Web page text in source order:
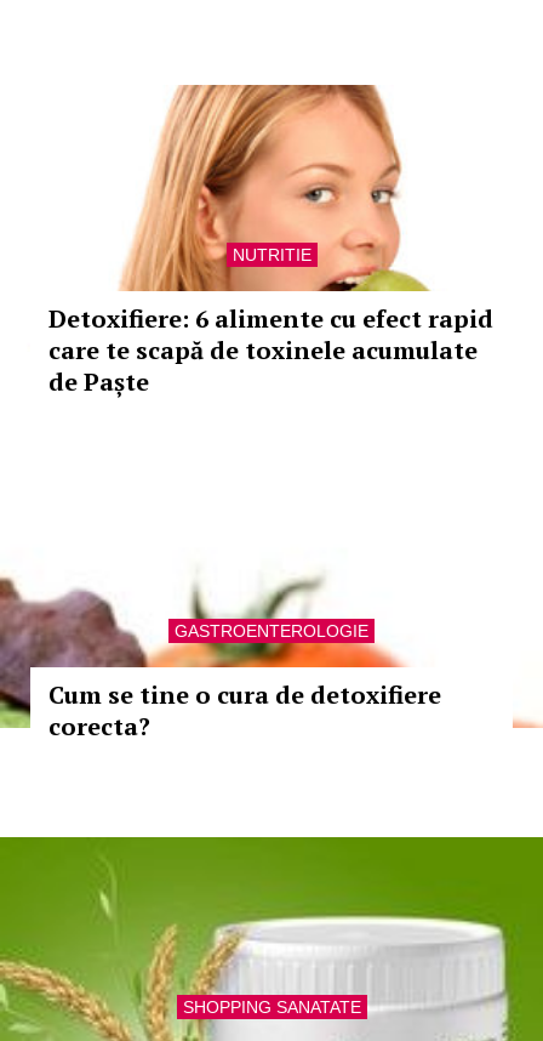
NUTRITIE
Detoxifiere: 6 alimente cu efect rapid
care te scapă de toxinele acumulate
de Paște
GASTROENTEROLOGIE
Cum se tine o cura de detoxifiere
corecta?
SHOPPING SANATATE